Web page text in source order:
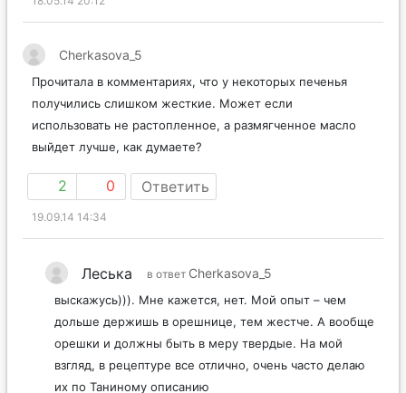
18.05.14 20:12
Прочитала в комментариях, что у некоторых печенья
получились слишком жесткие. Может если
использовать не растопленное, а размягченное масло
2 0 Ответить
19.09.14 14:34
Леська в ответ Cherkasova_5
выскажусь))). Мне кажется, нет. Мой опыт – чем
дольше держишь в орешнице, тем жестче. А вообще
орешки и должны быть в меру твердые. На мой
взгляд, в рецептуре все отлично, очень часто делаю